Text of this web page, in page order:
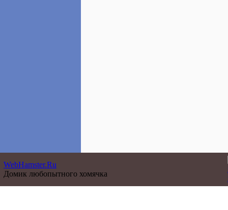
WebHamster.Ru
Домик любопытного хомячка